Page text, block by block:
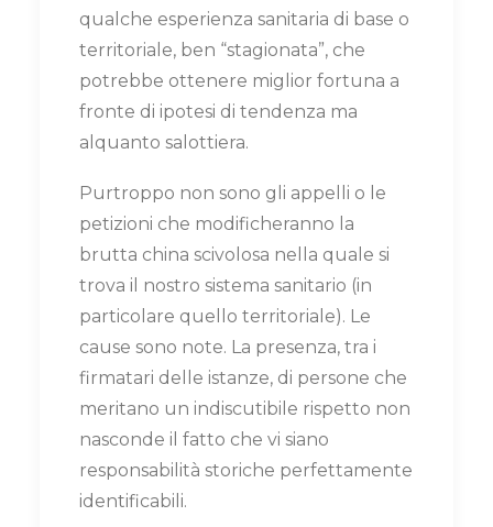
qualche esperienza sanitaria di base o
territoriale, ben “stagionata”, che
potrebbe ottenere miglior fortuna a
fronte di ipotesi di tendenza ma
alquanto salottiera.
Purtroppo non sono gli appelli o le
petizioni che modificheranno la
brutta china scivolosa nella quale si
trova il nostro sistema sanitario (in
particolare quello territoriale). Le
cause sono note. La presenza, tra i
firmatari delle istanze, di persone che
meritano un indiscutibile rispetto non
nasconde il fatto che vi siano
responsabilità storiche perfettamente
identificabili.